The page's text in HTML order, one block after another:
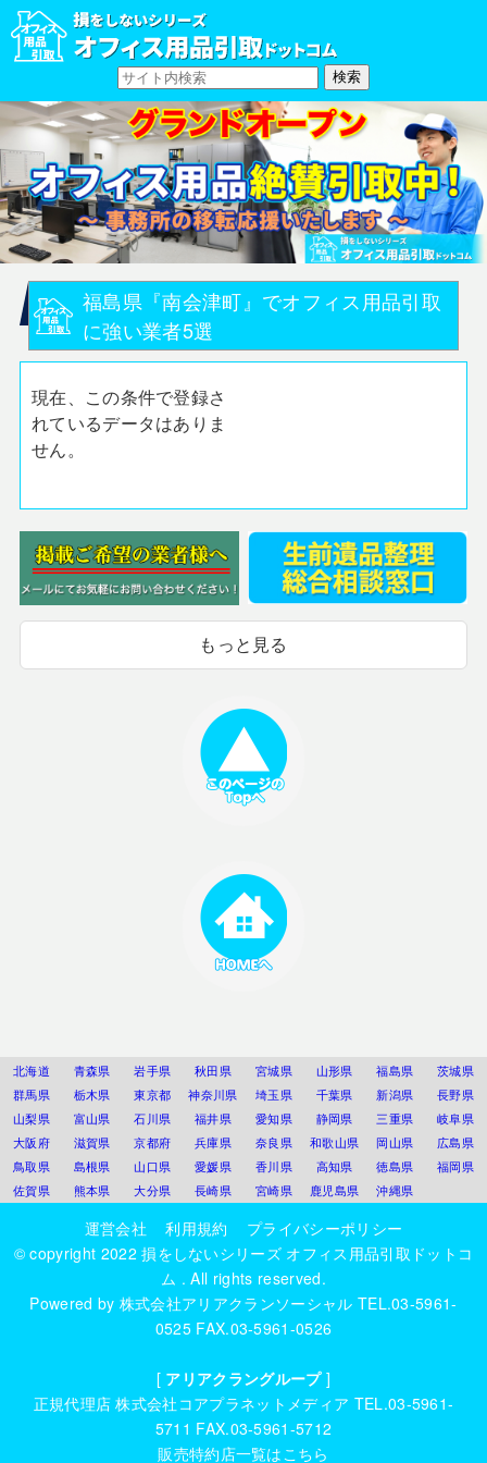
福島県『南会津町』でオフィス用品引取
に強い業者5選
現在、この条件で登録さ
れているデータはありま
せん。
もっと見る
北海道 青森県 岩手県 秋田県 宮城県 山形県 福島県
茨城県
群馬県
栃木県 東京都 神奈川県 埼玉県 千葉県 新潟県
長野県
山梨県
富山県 石川県 福井県 愛知県 静岡県 三重県
岐阜県
大阪府
滋賀県 京都府 兵庫県 奈良県 和歌山県 岡山県
広島県
鳥取県
島根県 山口県 愛媛県 香川県 高知県 徳島県
福岡県
佐賀県
熊本県 大分県 長崎県 宮崎県 鹿児島県 沖縄県
運営会社 利用規約
プライバシーポリシー
© copyright 2022損をしないシリーズ オフィス用品引取ドットコ
ム . All rights reserved.
Powered by 株式会社アリアクランソーシャル TEL.03-5961-
0525 FAX.03-5961-0526
[ アリアクラングループ]
正規代理店株式会社コアプラネットメディア TEL.03-5961-
5711 FAX.03-5961-5712
販売特約店一覧はこちら